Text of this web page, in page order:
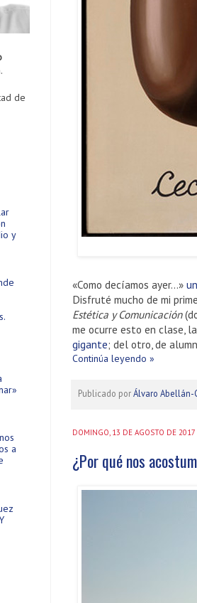
«Como decíamos ayer…»
Disfruté mucho de mi
Estética y Comunicación
me ocurre esto en clase,
gigante; del otro, de
Continúa leyendo »
Publicado porÁlvaro Abellán-
DOMINGO, 13 DE AGOSTO DE 2017
¿Por qué nos
de
y
a